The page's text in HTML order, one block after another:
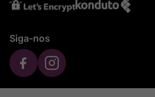
Siga-nos